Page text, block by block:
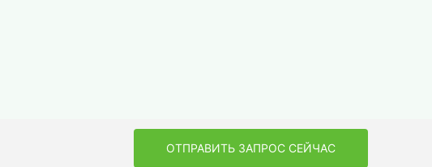
ОТПРАВИТЬ ЗАПРОС СЕЙЧАС